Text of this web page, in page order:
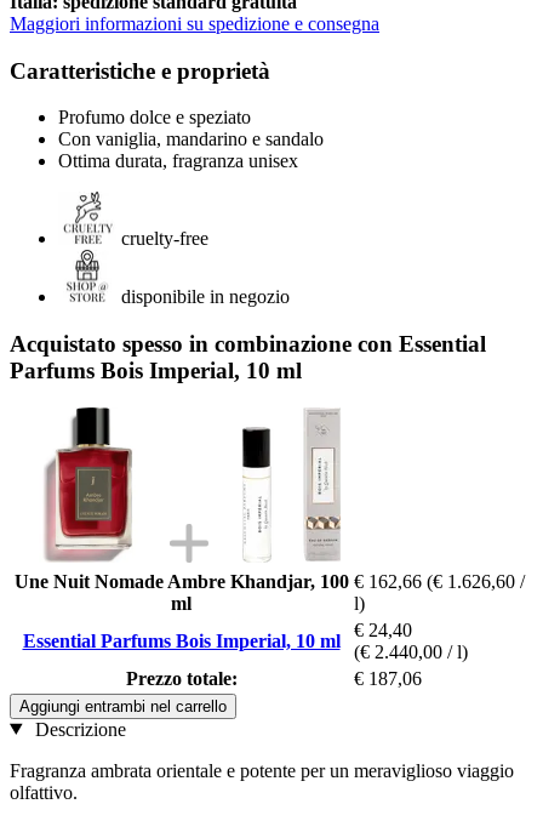
Maggiori informazioni su spedizione e consegna
Caratteristiche e proprietà
Profumo dolce e speziato
Con vaniglia, mandarino e sandalo
Ottima durata, fragranza unisex
cruelty-free
disponibile in negozio
Acquistato spesso in combinazione con Essential
Parfums Bois Imperial, 10 ml
Une Nuit Nomade Ambre Khandjar, 100
ml
€ 162,66 (€ 1.626,60 /
l)
Essential Parfums Bois Imperial, 10 ml
€ 24,40
(€ 2.440,00 / l)
Prezzo totale:
€ 187,06
Aggiungi entrambi nel carrello
Descrizione
Fragranza ambrata orientale e potente per un meraviglioso viaggio
olfattivo.